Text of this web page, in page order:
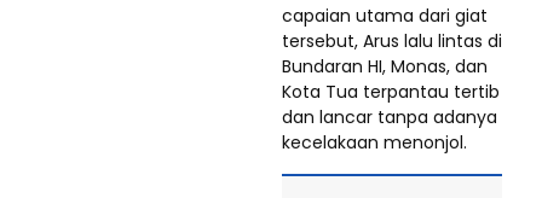
capaian utama dari giat
tersebut, Arus lalu lintas di
Bundaran HI, Monas, dan
Kota Tua terpantau tertib
dan lancar tanpa adanya
kecelakaan menonjol.